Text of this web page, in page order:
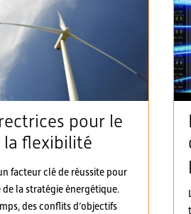
pour le
la flexibilité
facteur clé de réussite pour
la stratégie énergétique.
des conflits d’objectifs